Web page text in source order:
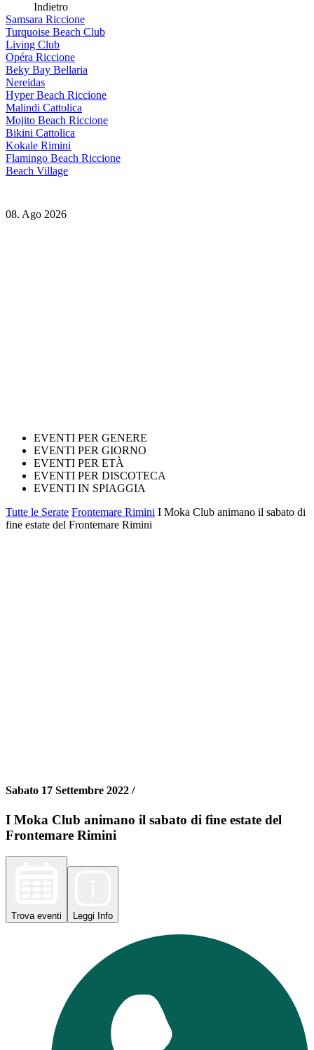
Indietro
Samsara Riccione
Turquoise Beach Club
Living Club
Opéra Riccione
Beky Bay Bellaria
Nereidas
Hyper Beach Riccione
Malindi Cattolica
Mojito Beach Riccione
Bikini Cattolica
Kokale Rimini
Flamingo Beach Riccione
Beach Village
08. Ago 2026
EVENTI PER GENERE
EVENTI PER GIORNO
EVENTI PER ETÀ
EVENTI PER DISCOTECA
EVENTI IN SPIAGGIA
Tutte le Serate Frontemare Rimini I Moka Club animano il sabato di
fine estate del Frontemare Rimini
Sabato 17 Settembre 2022 /
I Moka Club animano il sabato di fine estate del
Frontemare Rimini
Trova eventi Leggi Info